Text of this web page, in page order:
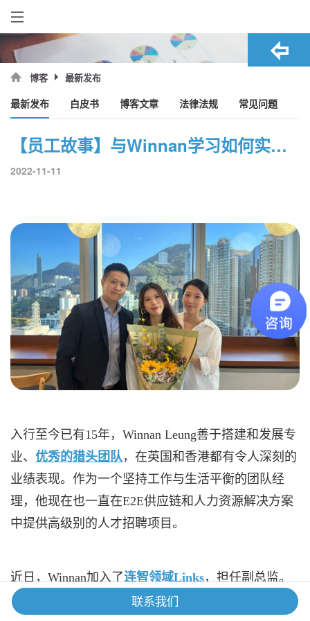
博客 最新发布
最新发布 白皮书 博客文章 法律法规 常见问题
【员工故事】与Winnan学习如何实现专业猎头团队的发展
2022-11-11
入行至今已有15年，Winnan Leung善于搭建和发展专
业、 优秀的猎头团队 ，在英国和香港都有令人深刻的
业绩表现。作为一个坚持工作与生活平衡的团队经
理，他现在也一直在E2E供应链和人力资源解决方案
中提供高级别的人才招聘项目。
近日，Winnan加入了连智领域Links，担任副总监。
我们特别为他准备了专访，去深入了解作为一名有着
联系我们